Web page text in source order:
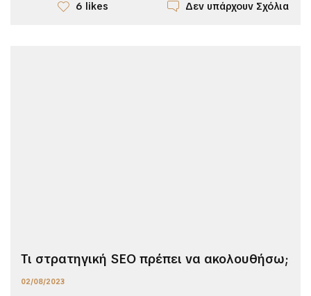
6 likes Δεν υπάρχουν Σχόλια
Τι στρατηγική SEO πρέπει να ακολουθήσω;
02/08/2023